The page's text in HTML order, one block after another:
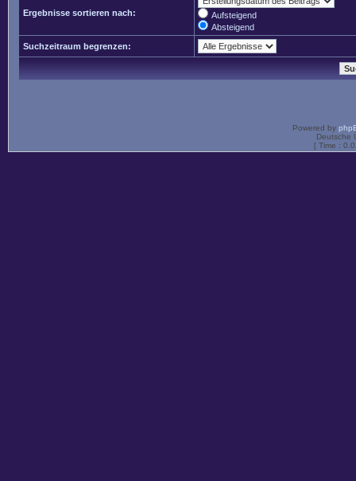
Ergebnisse sortieren nach:
Aufsteigend
Absteigend
Suchzeitraum begrenzen:
Powered by
Deutsche
[ Time :